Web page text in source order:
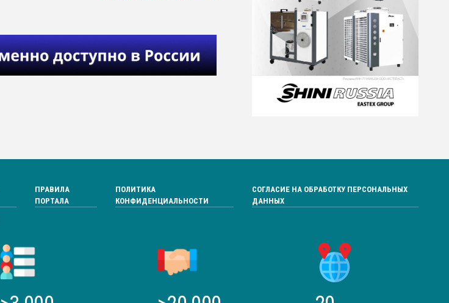
ПРАВИЛА
ПОРТАЛА
ПОЛИТИКА
КОНФИДЕНЦИАЛЬНОСТИ
СОГЛАСИЕ НА ОБРАБОТКУ ПЕРСОНАЛЬНЫХ
ДАННЫХ